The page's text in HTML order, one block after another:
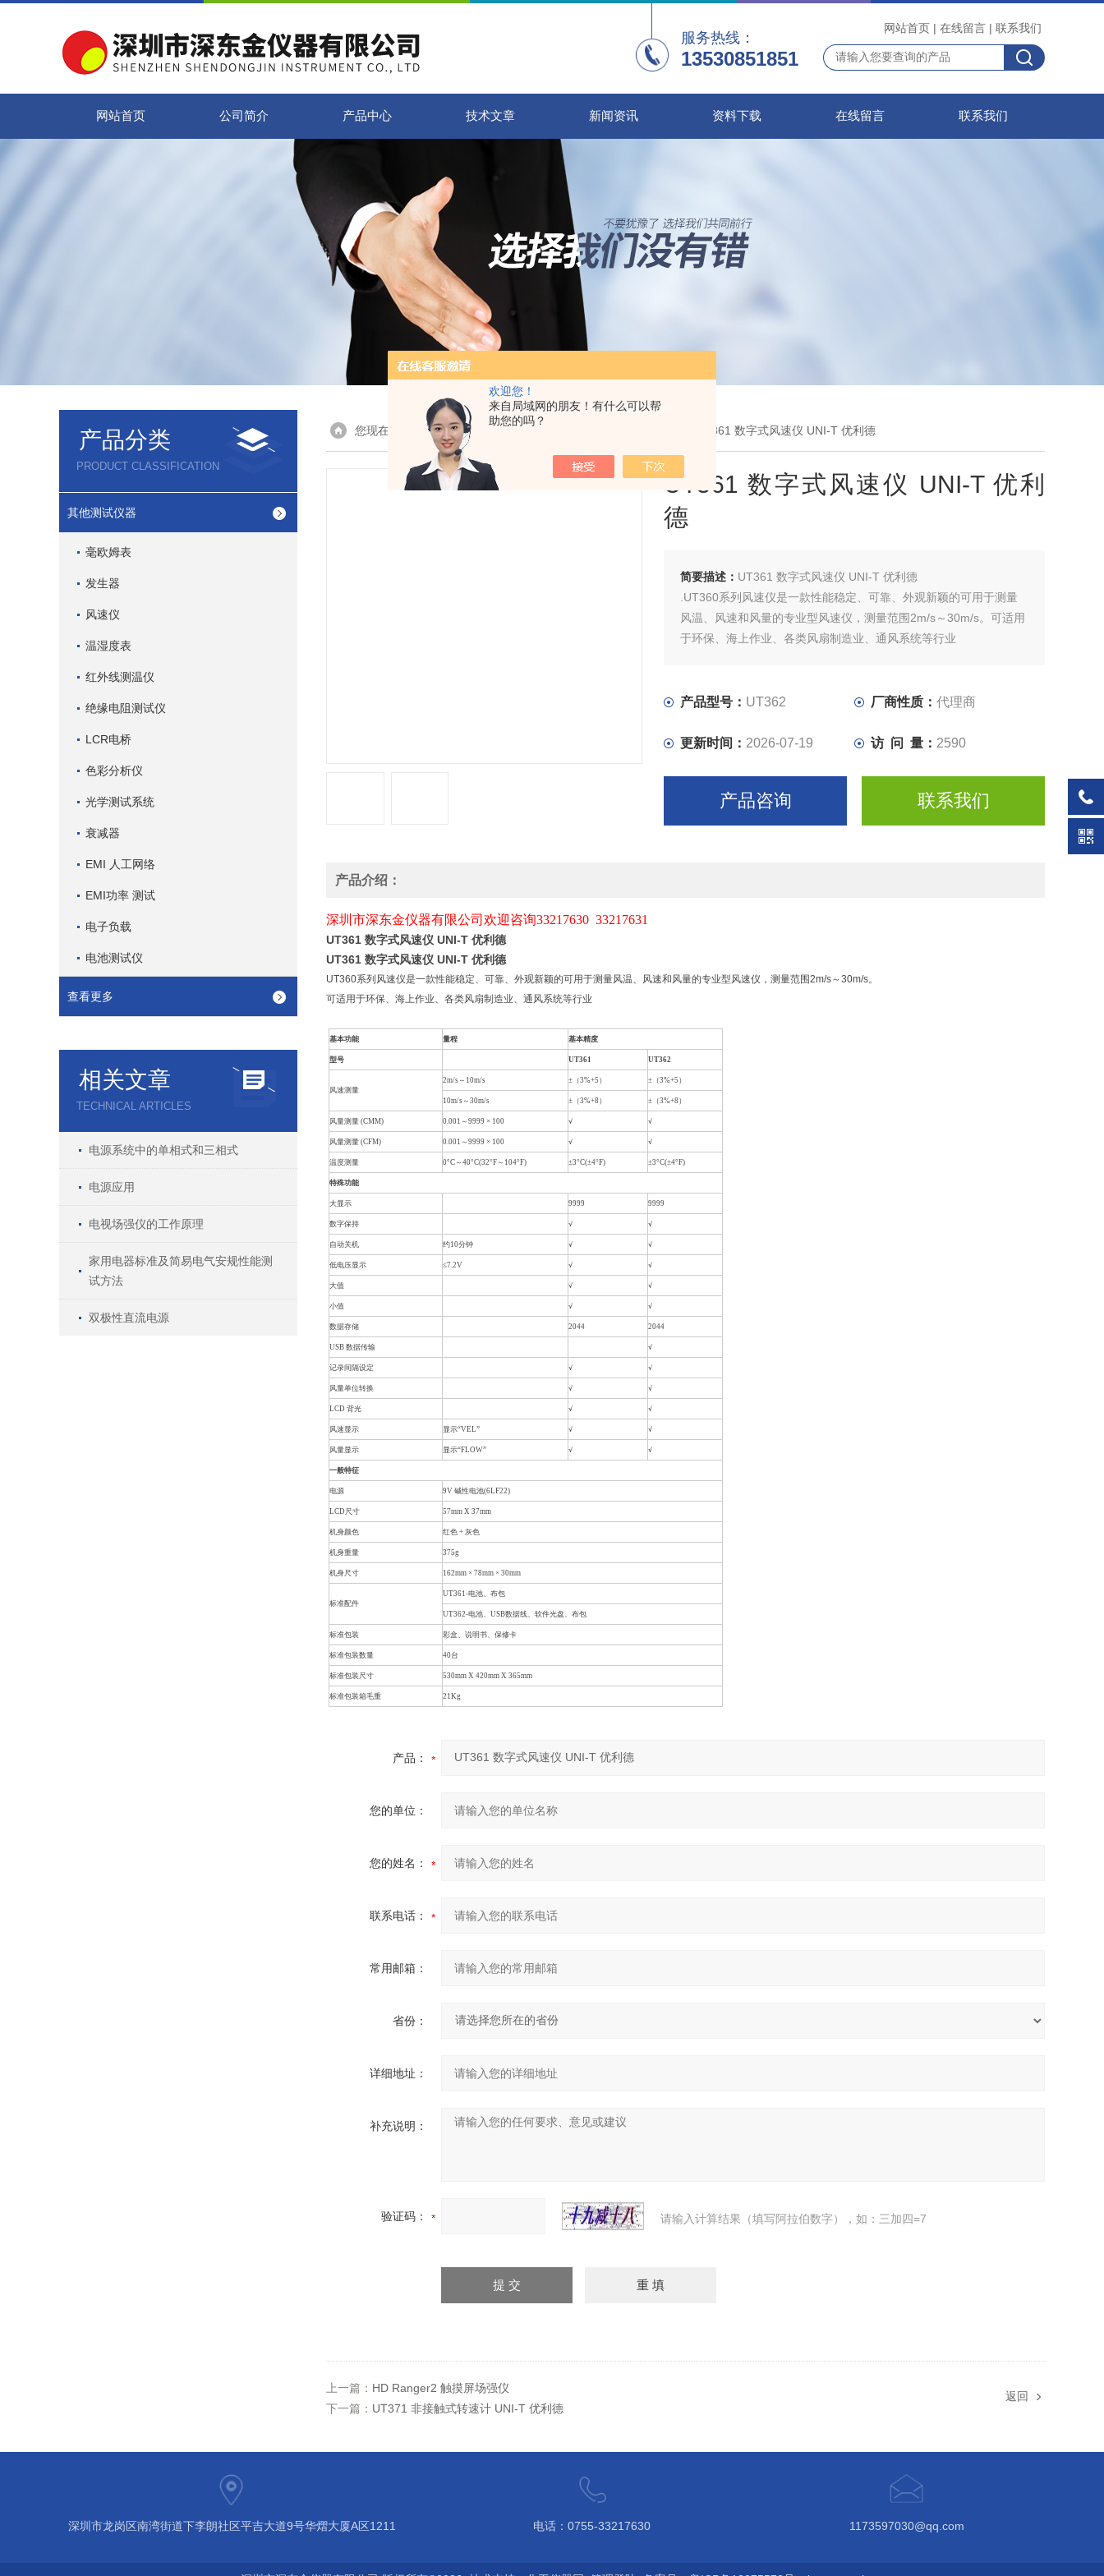
欢迎您！
来自局域网的朋友！有什么可以帮
助您的吗？
网站首页 | 在线留言 | 联系我们
服务热线：
13530851851
网站首页 公司简介 产品中心 技术文章 新闻资讯 资料下载 在线留言 联系我们
产品分类
PRODUCT CLASSIFICATION
其他测试仪器
毫欧姆表
发生器
风速仪
温湿度表
红外线测温仪
绝缘电阻测试仪
LCR电桥
色彩分析仪
光学测试系统
衰减器
EMI 人工网络
EMI功率 测试
电子负载
电池测试仪
查看更多
相关文章
TECHNICAL ARTICLES
电源系统中的单相式和三相式
电源应用
电视场强仪的工作原理
家用电器标准及简易电气安规性能测
试方法
双极性直流电源
您现在的位置：首页> 产品展示 > 其他测试仪器 > UT362UT361 数字式风速仪 UNI-T 优利德
UT361 数字式风速仪 UNI-T 优利
德
简要描述： UT361 数字式风速仪 UNI-T 优利德
.UT360系列风速仪是一款性能稳定、可靠、外观新颖的可用于测量
风温、风速和风量的专业型风速仪，测量范围2m/s～30m/s。可适用
于环保、海上作业、各类风扇制造业、通风系统等行业
产品型号： UT362 厂商性质：代理商
更新时间： 2026-07-19 访 问 量： 2590
产品咨询 联系我们
产品介绍：
深圳市深东金仪器有限公司 欢迎咨询33217630 33217631
UT361 数字式风速仪 UNI-T 优利德
UT361 数字式风速仪 UNI-T 优利德
UT360系列风速仪是一款性能稳定、可靠、外观新颖的可用于测量风温、风速和风量的专业型风速仪，测量范围2m/s～30m/s。
可适用于环保、海上作业、各类风扇制造业、通风系统等行业
基本功能 量程 基本精度
型号 UT361 UT362
风速测量
2m/s～10m/s ±（3%+5） ±（3%+5）
10m/s～30m/s ±（3%+8） ±（3%+8）
风量测量 (CMM) 0.001～9999 × 100 √ √
风量测量 (CFM) 0.001～9999 × 100 √ √
温度测量 0°C～40°C(32°F～104°F) ±3°C(±4°F) ±3°C(±4°F)
特殊功能
大显示 9999 9999
数字保持 √ √
自动关机 约10分钟 √ √
低电压显示 ≤7.2V √ √
大值 √ √
小值 √ √
数据存储 2044 2044
USB 数据传输 √
记录间隔设定 √ √
风量单位转换 √ √
LCD 背光 √ √
风速显示 显示“VEL” √ √
风量显示 显示“FLOW” √ √
一般特征
电源 9V 碱性电池(6LF22)
LCD尺寸 57mm X 37mm
机身颜色 红色 + 灰色
机身重量 375g
机身尺寸 162mm × 78mm × 30mm
标准配件
UT361-电池、布包
UT362-电池、USB数据线、软件光盘、布包
标准包装 彩盒、说明书、保修卡
标准包装数量 40台
标准包装尺寸 530mm X 420mm X 365mm
标准包装箱毛重 21Kg
产品：
您的单位：
您的姓名：
联系电话：
常用邮箱：
省份：
详细地址：
补充说明：
验证码： 请输入计算结果（填写阿拉伯数字），如：三加四=7
上一篇： HD Ranger2 触摸屏场强仪
下一篇： UT371 非接触式转速计 UNI-T 优利德
返回
深圳市龙岗区南湾街道下李朗社区平吉大道9号华熠大厦A区1211 电话：0755-33217630 1173597030@qq.com